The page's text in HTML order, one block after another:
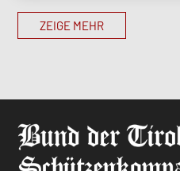
ZEIGE MEHR